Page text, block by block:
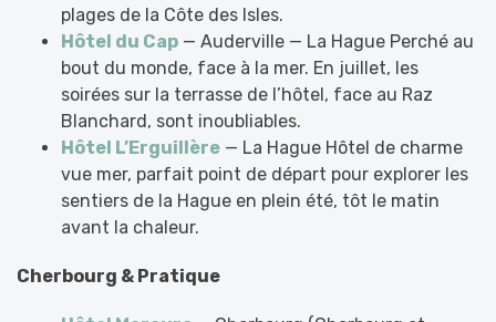
plages de la Côte des Isles.
Hôtel du Cap — Auderville — La Hague Perché au
bout du monde, face à la mer. En juillet, les
soirées sur la terrasse de l’hôtel, face au Raz
Blanchard, sont inoubliables.
Hôtel L’Erguillère — La Hague Hôtel de charme
vue mer, parfait point de départ pour explorer les
sentiers de la Hague en plein été, tôt le matin
avant la chaleur.
Cherbourg & Pratique